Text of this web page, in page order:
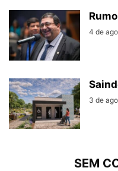
4 de
3 de
SEM